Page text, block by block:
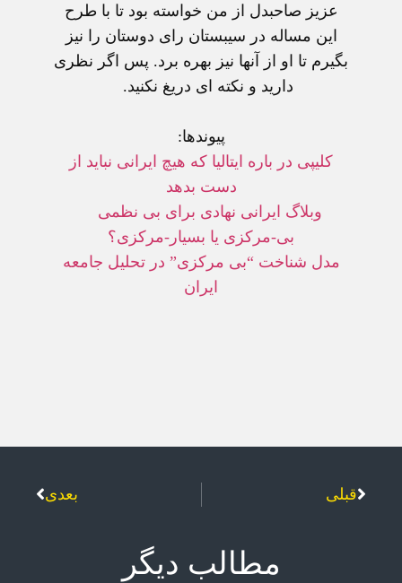
عزيز صاحبدل از من خواسته بود تا با طرح
اين مساله در سيبستان رای دوستان را نيز
بگيرم تا او از آنها نيز بهره برد. پس اگر نظری
داريد و نکته ای دريغ نکنيد.
پيوندها:
کليپی در باره ايتاليا که هيچ ايرانی نبايد از
دست بدهد
وبلاگ ايرانی نهادی برای بی نظمی
بی-مرکزی يا بسيار-مرکزی؟
مدل شناخت “بی مرکزی” در تحليل جامعه
ايران
قبلی بعدی
مطالب دیگر